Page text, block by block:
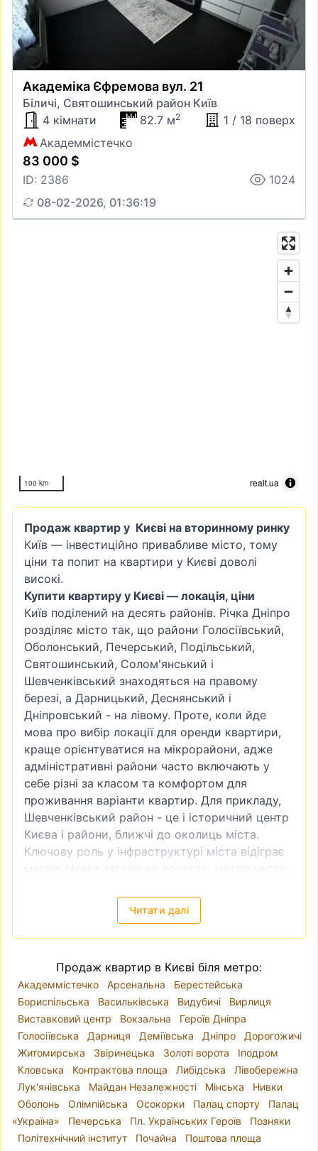
Академіка Єфремова вул. 21
Біличі, Святошинський район Київ
4 кімнати
82.7 м2
1 / 18 поверх
Академмістечко
83 000 $
ID: 2386
1024
08-02-2026, 01:36:19
100 km realt.ua
Продаж квартир у Києві на вторинному ринку
Київ — інвестиційно привабливе місто, тому
ціни та попит на квартири у Києві доволі
високі.
Купити квартиру у Києві — локація, ціни
Київ поділений на десять районів. Річка Дніпро
розділяє місто так, що райони Голосіївський,
Оболонський, Печерський, Подільський,
Святошинський, Солом'янський і
Шевченківський знаходяться на правому
березі, а Дарницький, Деснянський і
Дніпровський - на лівому. Проте, коли йде
мова про вибір локації для оренди квартири,
краще орієнтуватися на мікрорайони, адже
адміністративні райони часто включають у
себе різні за класом та комфортом для
проживання варіанти квартир. Для прикладу,
Шевченківський район - це і історичний центр
Києва і райони, ближчі до околиць міста.
Ключову роль у інфраструктурі міста відіграє
метро. Через затори на дорогах, метро часто
квартира біля метро завжди буде більш
привабливою як в інвестиційному плані
(наприклад, якщо ви плануєте купити
для власного проживання.
Продаж квартири без посередників недорого
Таке питання виникає доволі часто —купити
квартиру без посередника . І справді - чи
потрібен ріелтер, для чого сплачувати
додаткові кошти? Приблизно схожого плану
питання виникає, коли робиш ремонт - а чи
потрібен дизайнер? Ви можете самостійно
знайти квартиру, яка підходить вам за усіма
критеріями і яку пропонує власник, перевірити
чи в порядку всі документи на квартиру,
Читати далі
Продаж квартир в Києві біля метро:
Академмістечко Арсенальна
Берестейська
Бориспільська
Васильківська Видубичі
Вирлиця
Виставковий центр
Вокзальна
Героїв Дніпра
Голосіївська
Дарниця Деміївська Дніпро
Дорогожичі
Житомирська
Звіринецька Золоті ворота
Іподром
Кловська
Контрактова площа Либідська
Лівобережна
Лук'янівська
Майдан Незалежності Мінська
Нивки
Оболонь
Олімпійська Осокорки Палац спорту
Палац
«Україна»
Печерська Пл. Українських Героїв
Позняки
Політехнічний інститут
Почайна
Поштова площа